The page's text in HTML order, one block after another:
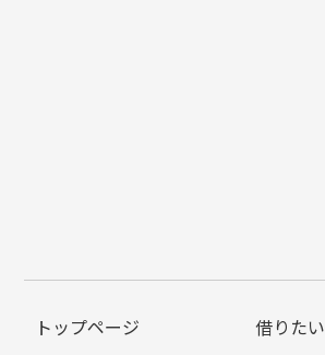
トップページ
借りたい